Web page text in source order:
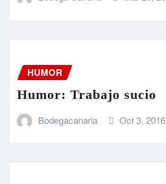
HUMOR
Humor: Trabajo sucio
Bodegacanaria Oct 3, 2016